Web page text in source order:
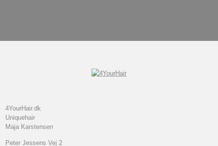
4YourHair.dk
Uniquehair
Maja Karstensen
Peter Jessens Vej 2